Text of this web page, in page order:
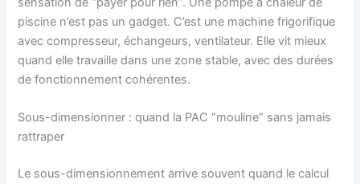
piscine n’est pas un gadget. C’est une machine frigorifique
avec compresseur, échangeurs, ventilateur. Elle vit mieux
quand elle travaille dans une zone stable, avec des durées
de fonctionnement cohérentes.
Sous-dimensionner : quand la PAC “mouline” sans jamais
rattraper
Le sous-dimensionnement arrive souvent quand le calcul